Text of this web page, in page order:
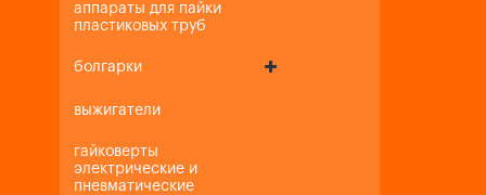
аппараты для пайки
пластиковых труб
болгарки
выжигатели
гайковерты
электрические и
пневматические